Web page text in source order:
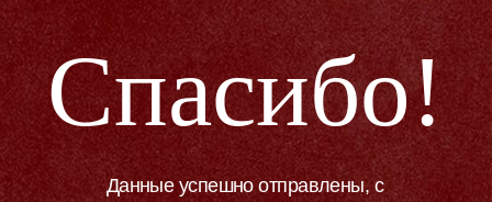
Данные успешно отправлены, с
вами скоро свяжутся!